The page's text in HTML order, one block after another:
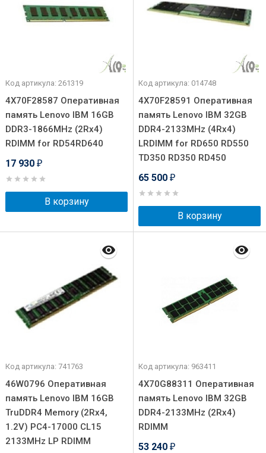
Код артикула: 261319
4X70F28587 Оперативная
память Lenovo IBM 16GB
DDR3-1866MHz (2Rx4)
RDIMM for RD54RD640
17 930 ₽
В корзину
Код артикула: 014748
4X70F28591 Оперативная
память Lenovo IBM 32GB
DDR4-2133MHz (4Rx4)
LRDIMM for RD650 RD550
TD350 RD350 RD450
65 500 ₽
В корзину
Код артикула: 741763
46W0796 Оперативная
память Lenovo IBM 16GB
TruDDR4 Memory (2Rx4,
1.2V) PC4-17000 CL15
2133MHz LP RDIMM
Код артикула: 963411
4X70G88311 Оперативная
память Lenovo IBM 32GB
DDR4-2133MHz (2Rx4)
RDIMM
53 240 ₽